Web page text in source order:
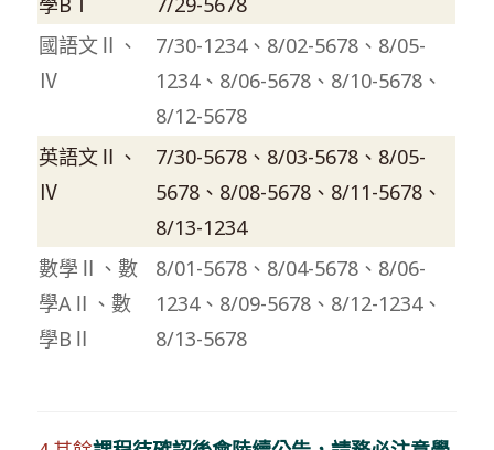
國語文Ⅱ、
Ⅳ
7/30-1234、8/02-5678、8/05-
1234、8/06-5678、8/10-5678、
8/12-5678
英語文Ⅱ、
Ⅳ
7/30-5678、8/03-5678、8/05-
5678、8/08-5678、8/11-5678、
8/13-1234
數學Ⅱ、數
學AⅡ、數
學BⅡ
8/01-5678、8/04-5678、8/06-
1234、8/09-5678、8/12-1234、
8/13-5678